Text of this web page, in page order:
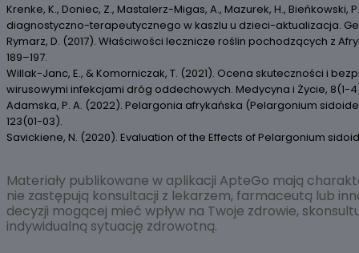
Krenke, K., Doniec, Z., Mastalerz-Migas, A., Mazurek, H.,
diagnostyczno-terapeutycznego w kaszlu u dzieci-aktualizacja.
Rymarz, D. (2017). Właściwości lecznicze roślin pochodzących z
189–197.
Willak-Janc, E., & Komorniczak, T. (2021). Ocena skuteczności i
wirusowymi infekcjami dróg oddechowych. Medycyna i Życie, 8(1-
Adamska, P. A. (2022). Pelargonia afrykańska (Pelargonium
123(01-03).
Savickiene, N. (2020). Evaluation of the Effects of Pelargonium
Materiały publikowane w aplikacji ApteGo mają
nie zastępują konsultacji z lekarzem, farmaceutą lub
decyzji mogącej mieć wpływ na Twoje zdrowie,
indywidualną sytuację zdrowotną.